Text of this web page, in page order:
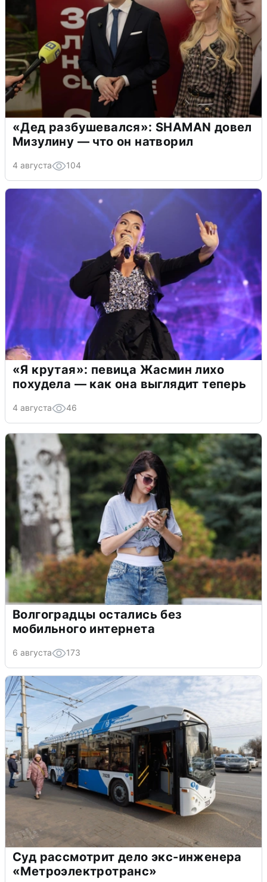
«Дед разбушевался»: SHAMAN довел
Мизулину — что он натворил
4 августа 104
«Я крутая»: певица Жасмин лихо
похудела — как она выглядит теперь
4 августа 46
Волгоградцы остались без
мобильного интернета
6 августа 173
Суд рассмотрит дело экс-инженера
«Метроэлектротранс»